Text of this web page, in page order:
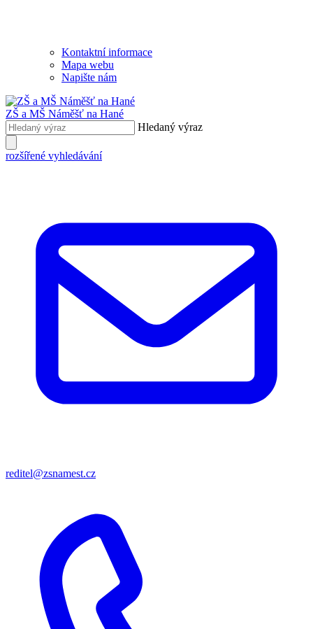
Kontaktní informace
Mapa webu
Napište nám
ZŠ a MŠ Náměšť na Hané
Hledaný výraz
rozšířené vyhledávání
reditel@zsnamest.cz